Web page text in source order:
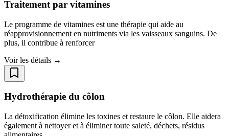
Traitement par vitamines
Le programme de vitamines est une thérapie qui aide au
réapprovisionnement en nutriments via les vaisseaux sanguins. De
plus, il contribue à renforcer
Voir les détails →
Hydrothérapie du côlon
La détoxification élimine les toxines et restaure le côlon. Elle aidera
également à nettoyer et à éliminer toute saleté, déchets, résidus